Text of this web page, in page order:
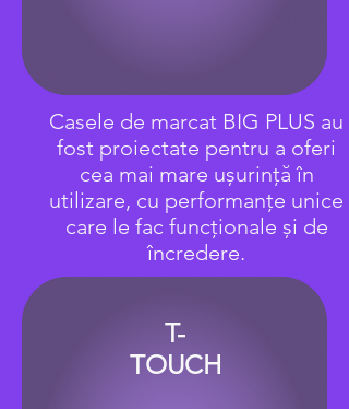
Casele de marcat BIG PLUS au
fost proiectate pentru a oferi
cea mai mare ușurință în
utilizare, cu performanțe unice
care le fac funcționale și de
încredere.
T-
TOUCH